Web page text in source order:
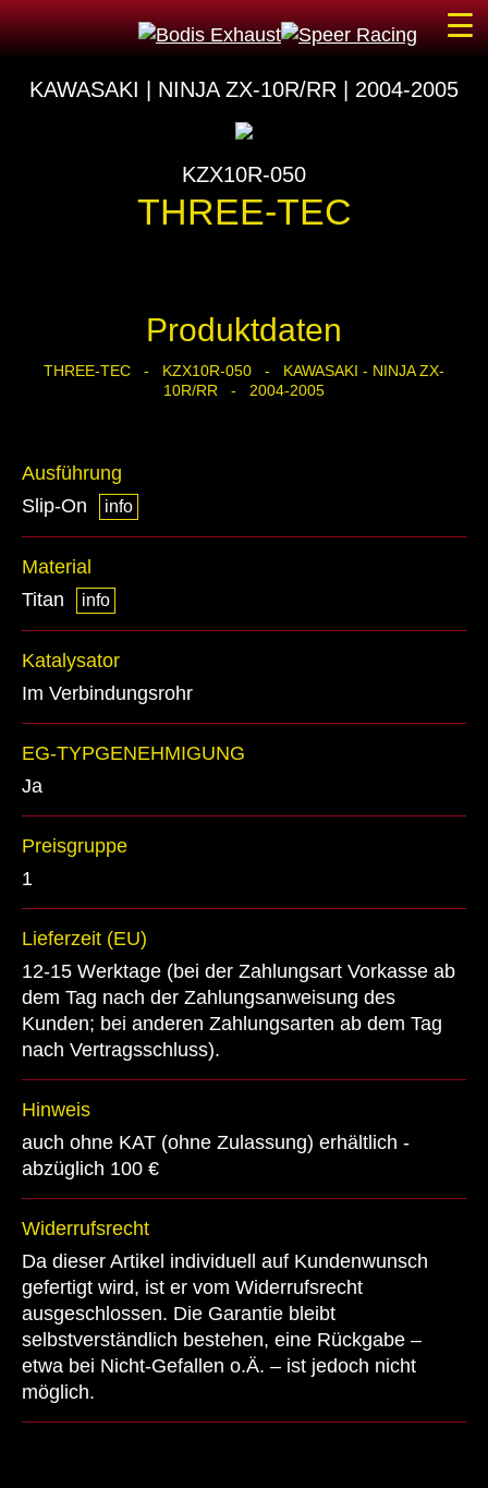
KAWASAKI | NINJA ZX-10R/RR | 2004-2005
KZX10R-050
THREE-TEC
Produktdaten
THREE-TEC - KZX10R-050 - KAWASAKI - NINJA ZX-
10R/RR - 2004-2005
Ausführung
Slip-On
info
Material
Titan
info
Katalysator
Im Verbindungsrohr
EG-TYPGENEHMIGUNG
Ja
Preisgruppe
1
Lieferzeit (EU)
12-15 Werktage (bei der Zahlungsart Vorkasse ab
dem Tag nach der Zahlungsanweisung des
Kunden; bei anderen Zahlungsarten ab dem Tag
nach Vertragsschluss).
Hinweis
auch ohne KAT (ohne Zulassung) erhältlich -
abzüglich 100 €
Widerrufsrecht
Da dieser Artikel individuell auf Kundenwunsch
gefertigt wird, ist er vom Widerrufsrecht
ausgeschlossen. Die Garantie bleibt
selbstverständlich bestehen, eine Rückgabe –
etwa bei Nicht-Gefallen o.Ä. – ist jedoch nicht
möglich.
☰